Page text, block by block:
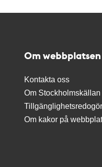
Om webbplatsen
Kontakta oss
Om Stockholmskällan
Om kakor på